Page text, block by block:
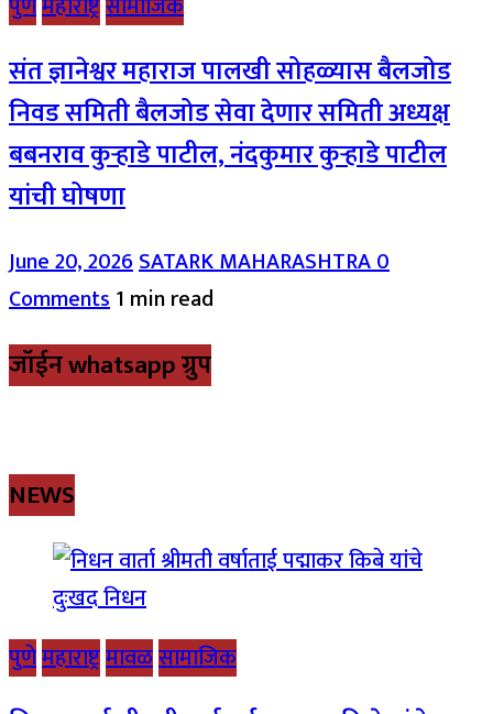
संत ज्ञानेश्वर महाराज पालखी सोहळ्यास बैलजोड
निवड समिती बैलजोड सेवा देणार समिती अध्यक्ष
बबनराव कुऱ्हाडे पाटील, नंदकुमार कुऱ्हाडे पाटील
यांची घोषणा
June 20, 2026SATARK MAHARASHTRA0
Comments1 min read
जॉईन whatsapp ग्रुप
NEWS
पुणेमहाराष्ट्रमावळसामाजिक